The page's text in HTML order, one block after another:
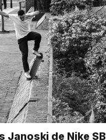
Janoski de Nike SB